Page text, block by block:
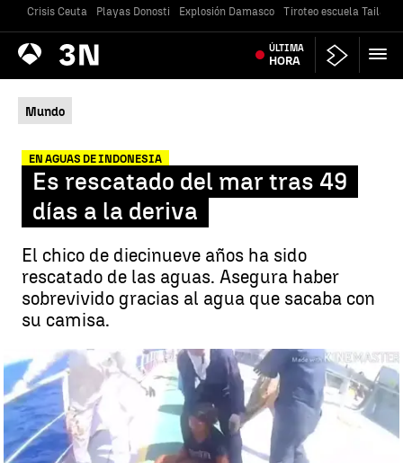
Crisis Ceuta Playas Donosti Explosión Damasco Tiroteo escuela
Antena
3 Noticias ÚLTIMA
HORA
Mundo
EN AGUAS DE INDONESIA
Es rescatado del mar tras 49
días a la deriva
El chico de diecinueve años ha sido
rescatado de las aguas. Asegura haber
sobrevivido gracias al agua que sacaba con
su camisa.
Es rescatado del mar tras 49 días a la deriva | antena3noticias.com